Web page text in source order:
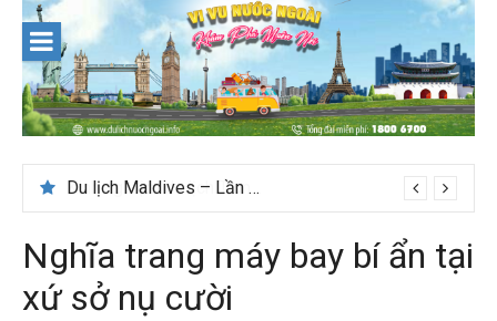
content
Du lịch Maldives – Lần đầu nên đi đâu, chơi gì?
Nghĩa trang máy bay bí ẩn tại
xứ sở nụ cười